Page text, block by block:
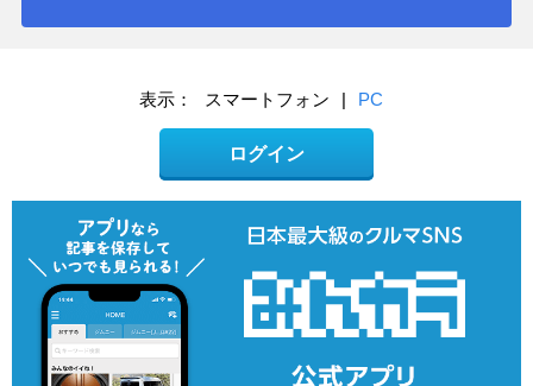
表示： スマートフォン | PC
ログイン